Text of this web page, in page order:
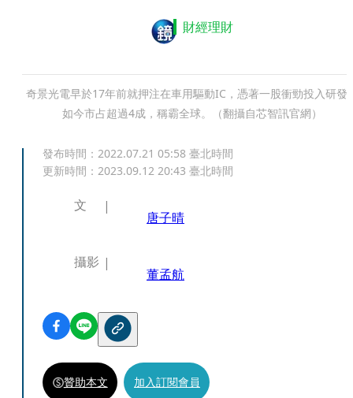
財經理財
奇景光電早於17年前就押注在車用驅動IC，憑著一股衝勁投入研發
如今市占超過4成，稱霸全球。（翻攝自芯智訊官網）
發布時間： 2022.07.21 05:58 臺北時間
更新時間： 2023.09.12 20:43 臺北時間
文
唐子晴
攝影
董孟航
贊助本文 加入訂閱會員